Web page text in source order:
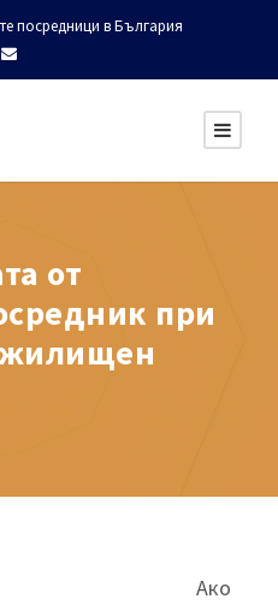
посредници в България
от
при
жилищен
Ако